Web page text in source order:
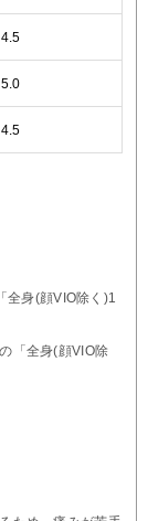
4.5
5.0
4.5
全身(顔VIO除く)1
「全身(顔VIO除